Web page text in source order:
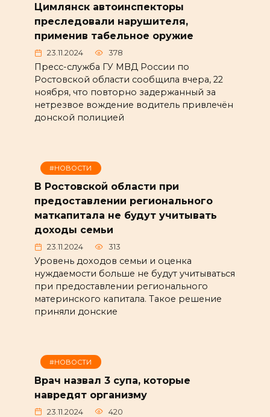
Цимлянск автоинспекторы
преследовали нарушителя,
применив табельное оружие
23.11.2024 378
Пресс-служба ГУ МВД России по
Ростовской области сообщила вчера, 22
ноября, что повторно задержанный за
нетрезвое вождение водитель привлечён
донской полицией
#НОВОСТИ
В Ростовской области при
предоставлении регионального
маткапитала не будут учитывать
доходы семьи
23.11.2024 313
Уровень доходов семьи и оценка
нуждаемости больше не будут учитываться
при предоставлении регионального
материнского капитала. Такое решение
приняли донские
#НОВОСТИ
Врач назвал 3 супа, которые
навредят организму
23.11.2024 420